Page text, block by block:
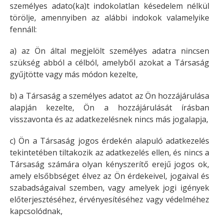
személyes adato(ka)t indokolatlan késedelem nélkül
törölje, amennyiben az alábbi indokok valamelyike
fennáll:
a) az Ön által megjelölt személyes adatra nincsen
szükség abból a célból, amelyből azokat a Társaság
gyűjtötte vagy más módon kezelte,
b) a Társaság a személyes adatot az Ön hozzájárulása
alapján kezelte, Ön a hozzájárulását írásban
visszavonta és az adatkezelésnek nincs más jogalapja,
c) Ön a Társaság jogos érdekén alapuló adatkezelés
tekintetében tiltakozik az adatkezelés ellen, és nincs a
Társaság számára olyan kényszerítő erejű jogos ok,
amely elsőbbséget élvez az Ön érdekeivel, jogaival és
szabadságaival szemben, vagy amelyek jogi igények
előterjesztéséhez, érvényesítéséhez vagy védelméhez
kapcsolódnak,